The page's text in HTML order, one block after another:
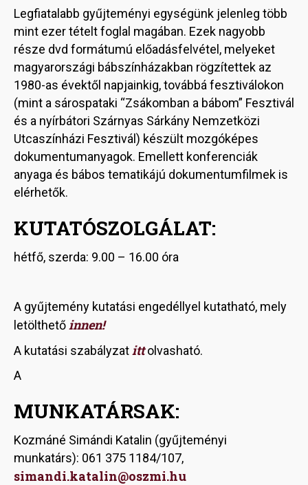
Legfiatalabb gyűjteményi egységünk jelenleg több
mint ezer tételt foglal magában. Ezek nagyobb
része dvd formátumú előadásfelvétel, melyeket
magyarországi bábszínházakban rögzítettek az
1980-as évektől napjainkig, továbbá fesztiválokon
(mint a sárospataki “Zsákomban a bábom” Fesztivál
és a nyírbátori Szárnyas Sárkány Nemzetközi
Utcaszínházi Fesztivál) készült mozgóképes
dokumentumanyagok. Emellett konferenciák
anyaga és bábos tematikájú dokumentumfilmek is
elérhetők.
KUTATÓSZOLGÁLAT:
hétfő, szerda: 9.00 – 16.00 óra
A gyűjtemény kutatási engedéllyel kutatható, mely
letölthetőinnen!
A kutatási szabályzatittolvasható.
A
MUNKATÁRSAK:
Kozmáné Simándi Katalin (gyűjteményi
munkatárs): 061 375 1184/107,
simandi.katalin@oszmi.hu